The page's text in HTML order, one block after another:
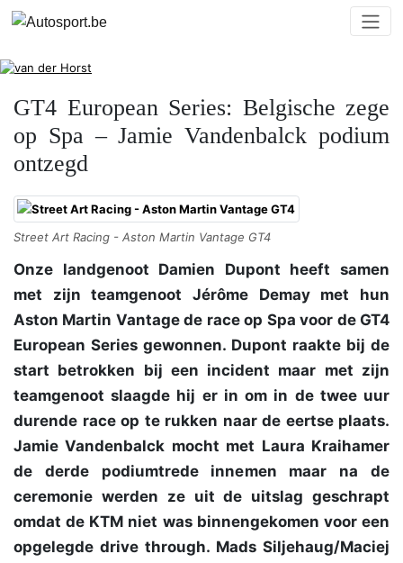
GT4 European Series: Belgische zege
op Spa – Jamie Vandenbalck podium
ontzegd
Street Art Racing - Aston Martin Vantage GT4
Onze landgenoot Damien Dupont heeft samen
met zijn teamgenoot Jérôme Demay met hun
Aston Martin Vantage de race op Spa voor de GT4
European Series gewonnen. Dupont raakte bij de
start betrokken bij een incident maar met zijn
teamgenoot slaagde hij er in om in de twee uur
durende race op te rukken naar de eertse plaats.
Jamie Vandenbalck mocht met Laura Kraihamer
de derde podiumtrede innemen maar na de
ceremonie werden ze uit de uitslag geschrapt
omdat de KTM niet was binnengekomen voor een
opgelegde drive through. Mads Siljehaug/Maciej